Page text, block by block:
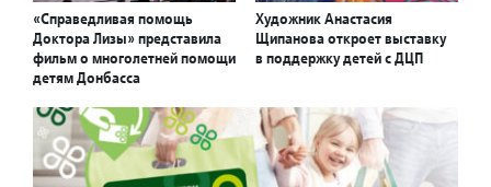
«Справедливая помощь
Доктора Лизы» представила
фильм о многолетней помощи
детям Донбасса
Художник Анастасия
Щипанова откроет выставку
в поддержку детей с ДЦП